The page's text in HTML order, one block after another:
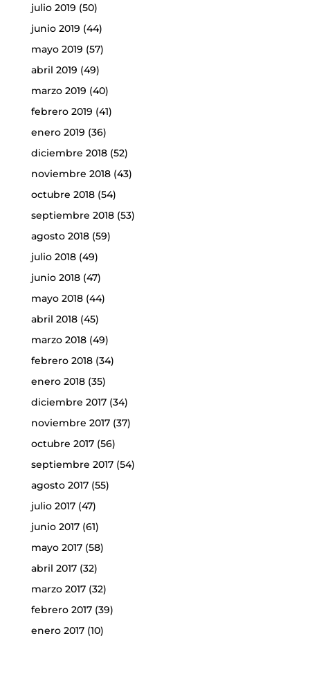
julio 2019 (50)
junio 2019 (44)
mayo 2019 (57)
abril 2019 (49)
marzo 2019 (40)
febrero 2019 (41)
enero 2019 (36)
diciembre 2018(52)
noviembre 2018(43)
octubre 2018(54)
septiembre 2018(53)
agosto 2018(59)
julio 2018(49)
junio 2018(47)
mayo 2018(44)
abril 2018(45)
marzo 2018(49)
febrero 2018(34)
enero 2018(35)
diciembre 2017(34)
noviembre 2017(37)
octubre 2017(56)
septiembre 2017(54)
agosto 2017(55)
julio 2017(47)
junio 2017(61)
mayo 2017(58)
abril 2017(32)
marzo 2017(32)
febrero 2017(39)
enero 2017(10)